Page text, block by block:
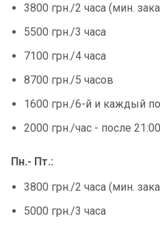
3800 грн./2 часа (мин.
5500 грн./3 часа
7100 грн./4 часа
8700 грн./5 часов
1600 грн./6-й и каждый
2000 грн./час - после 21:00
Пн.- Пт.:
3800 грн./2 часа (мин.
5000 грн./3 часа